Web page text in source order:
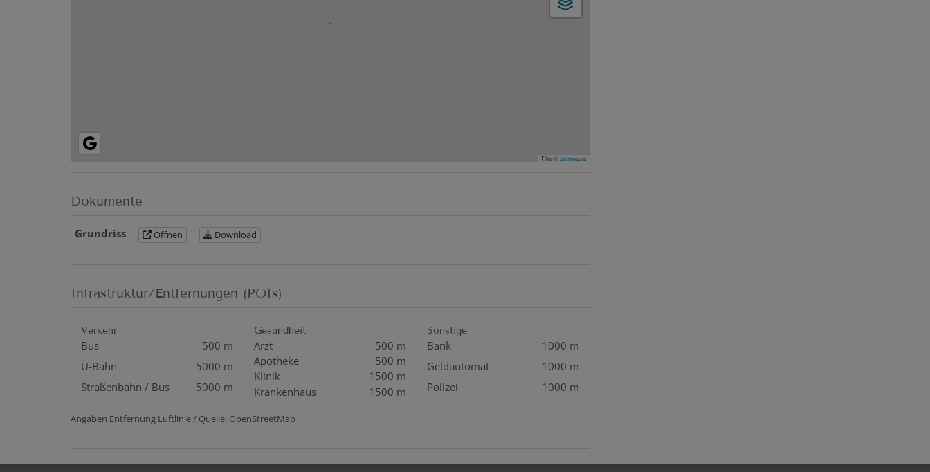
Tiles ©basemap.at
Dokumente
Grundriss Öffnen Download
Infrastruktur/Entfernungen (POIs)
Verkehr
Bus
500 m
U-Bahn
5000 m
Straßenbahn / Bus
5000 m
Gesundheit
Arzt
500 m
Apotheke
500 m
Klinik
1500 m
Krankenhaus
1500 m
Sonstige
Bank
1000 m
Geldautomat
1000 m
Polizei
1000 m
Angaben Entfernung Luftlinie / Quelle: OpenStreetMap